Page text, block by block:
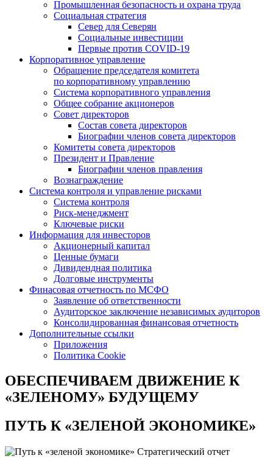
Промышленная безопасность и охрана труда
Социальная стратегия
Север для Северян
Социальные инвестиции
Первые против COVID‑19
Корпоративное управление
Обращение председателя комитета
по корпоративному управлению
Система корпоративного управления
Общее собрание акционеров
Совет директоров
Состав совета директоров
Биографии членов совета директоров
Комитеты совета директоров
Президент и Правление
Биографии членов правления
Вознаграждение
Система контроля и управление рисками
Система контроля
Риск-менеджмент
Ключевые риски
Информация для инвесторов
Акционерный капитал
Ценные бумаги
Дивидендная политика
Долговые инструменты
Финасовая отчетность по МСФО
Заявление об ответственности
Аудиторское заключение независимых аудиторов
Консолидированная финансовая отчетность
Дополнительные ссылки
Приложения
Политика Cookie
ОБЕСПЕЧИВАЕМ ДВИЖЕНИЕ К
«ЗЕЛЕНОМУ» БУДУЩЕМУ
ПУТЬ К«ЗЕЛЕНОЙ ЭКОНОМИКЕ»
Стратегический отчет